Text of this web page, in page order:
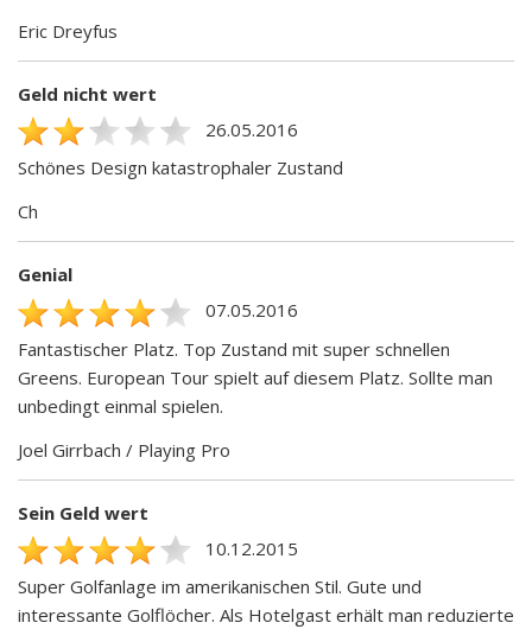
Eric Dreyfus
Geld nicht wert
26.05.2016
Schönes Design katastrophaler Zustand
Ch
Genial
07.05.2016
Fantastischer Platz. Top Zustand mit super schnellen
Greens. European Tour spielt auf diesem Platz. Sollte man
unbedingt einmal spielen.
Joel Girrbach / Playing Pro
Sein Geld wert
10.12.2015
Super Golfanlage im amerikanischen Stil. Gute und
interessante Golflöcher. Als Hotelgast erhält man reduzierte